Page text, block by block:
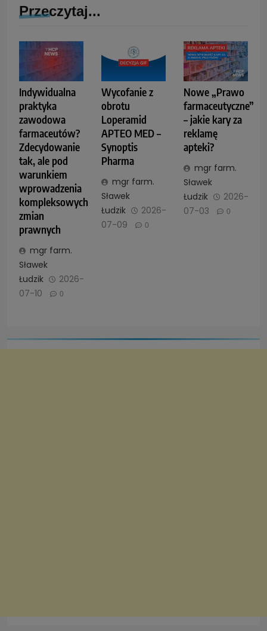
Przeczytaj...
Indywidualna
praktyka
zawodowa
farmaceutów?
Zdecydowanie
tak, ale pod
warunkiem
wprowadzenia
kompleksowych
zmian
prawnych
mgr farm.
Sławek
Łudzik
2026-
07-10
0
Wycofanie z
obrotu
Loperamid
APTEO MED –
Synoptis
Pharma
mgr farm.
Sławek
Łudzik
2026-
07-09
0
Nowe „Prawo
farmaceutyczne”
– jakie kary za
reklamę
apteki?
mgr farm.
Sławek
Łudzik
2026-
07-03
0